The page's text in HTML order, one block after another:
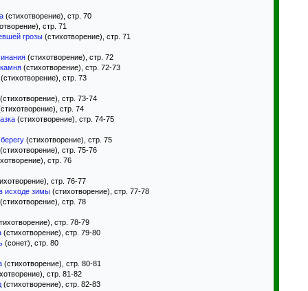
(стихотворение), стр. 70
стр. 71
грозы (стихотворение), стр. 71
(стихотворение), стр. 72
(стихотворение), стр. 72-73
стр. 73
стр. 73-74
стр. 74
(стихотворение), стр. 74-75
(стихотворение), стр. 75
стр. 75-76
стр. 76
стр. 76-77
исходе зимы (стихотворение), стр. 77-78
стр. 78
стр. 78-79
(стихотворение), стр. 79-80
(сонет), стр. 80
(стихотворение), стр. 80-81
стр. 81-82
(стихотворение), стр. 82-83